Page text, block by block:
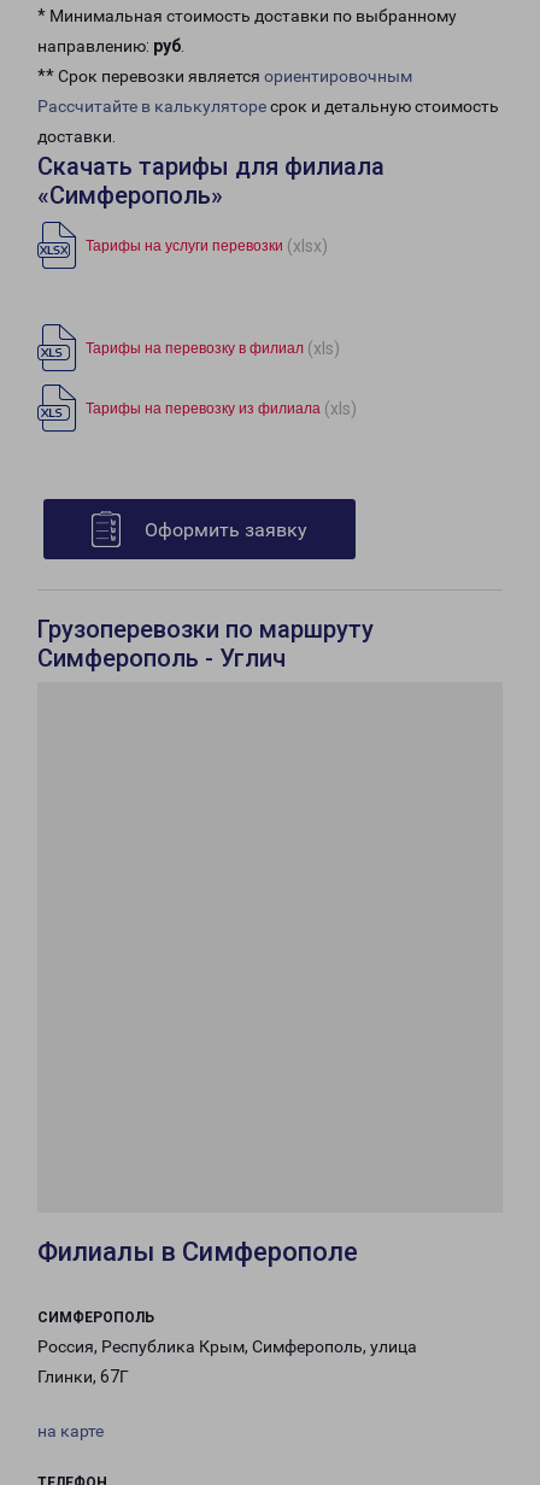
* Минимальная стоимость доставки по выбранному
направлению: руб.
** Срок перевозки является ориентировочным
Рассчитайте в калькуляторесрок и детальную стоимость
доставки.
Скачать тарифы для филиала
«Симферополь»
Тарифы на услуги перевозки (xlsx)
Тарифы на перевозку в филиал (xls)
Тарифы на перевозку из филиала (xls)
Оформить заявку
Грузоперевозки по маршруту
Симферополь - Углич
Филиалы в Симферополе
СИМФЕРОПОЛЬ
Россия, Республика Крым, Симферополь, улица
Глинки, 67Г
на карте